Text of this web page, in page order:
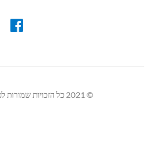
© 2021 כל הזכויות שמורות לפרימיום אקווטיקס בע"מ.